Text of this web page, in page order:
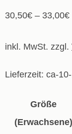
30,50€ – 33,00€
inkl. MwSt. zzgl.
Lieferzeit: ca-
Größe
(Erwachsene)